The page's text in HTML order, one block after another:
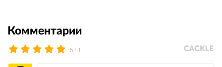
Комментарии
5 / 1